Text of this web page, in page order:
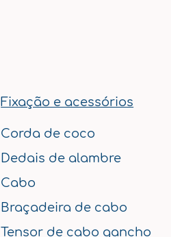
t
Fixação e acessórios
Corda de coco
Dedais de alambre
Cabo
Braçadeira de cabo
Tensor de cabo gancho